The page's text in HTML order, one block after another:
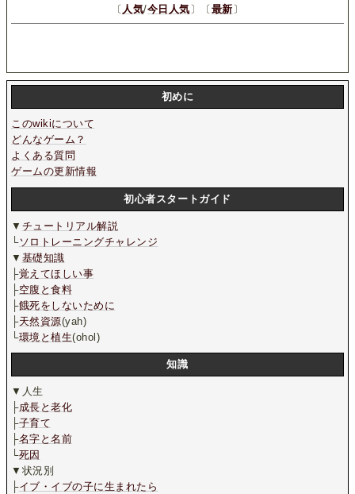
〔 人気/今日人気 〕〔 最新 〕
初めに
このwikiについて
どんなゲーム？
よくある質問
ゲームの更新情報
初心者スタートガイド
▼ チュートリアル解説
└ソロトレーニングチャレンジ
▼ 基礎知識
├覚えてほしい事
├空腹と食料
├餓死をしないために
├天然資源(yah)
└環境と植生(ohol)
知識
▼人生
├成長と老化
├子育て
├名字と名前
└死因
▼状況別
├イブ・イブの子に生まれたら